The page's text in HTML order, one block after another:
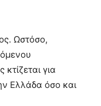
Ωστόσο,
για
Ελλάδα όσο και